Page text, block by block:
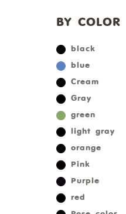
BY COLOR
black
blue
Cream
Gray
green
light gray
orange
Pink
Purple
red